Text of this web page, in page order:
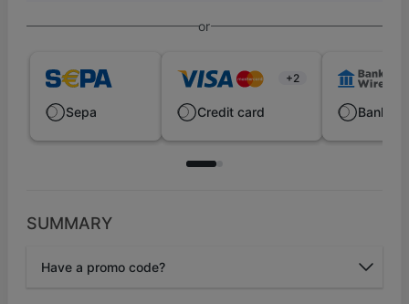
or
Sepa
+2
Credit card Bank
SUMMARY
Have a promo code?